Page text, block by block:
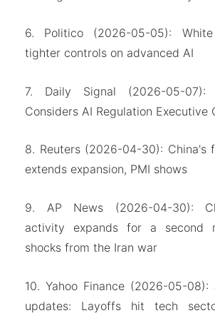
6. Politico (2026-05-05):
tighter controls on advanced AI
7. Daily Signal (2026-05-07):
Considers AI Regulation Executive
8. Reuters (2026-04-30): China's
extends expansion, PMI shows
9. AP News (2026-04-30):
activity expands for a second
shocks from the Iran war
10. Yahoo Finance (2026-05-
updates: Layoffs hit tech